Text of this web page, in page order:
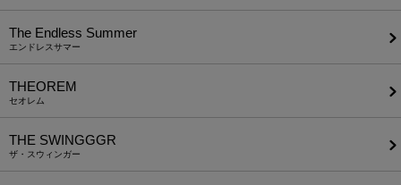
The Endless Summer
エンドレスサマー
THEOREM
セオレム
THE SWINGGGR
ザ・スウィンガー